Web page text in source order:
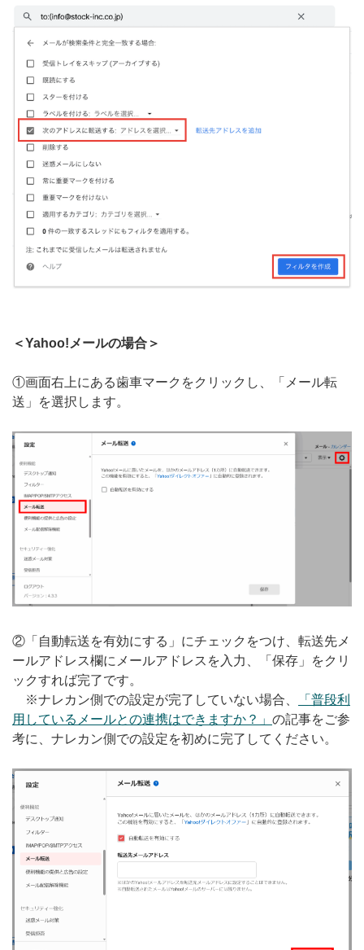
＜Yahoo!メールの場合＞
①画面右上にある歯車マークをクリックし、「メール転
送」を選択します。
②「自動転送を有効にする」にチェックをつけ、転送先メ
ールアドレス欄にメールアドレスを入力、「保存」をクリ
ックすれば完了です。
※ナレカン側での設定が完了していない場合、
「普段利
用しているメールとの連携はできますか？」 の記事をご参
考に、ナレカン側での設定を初めに完了してください。